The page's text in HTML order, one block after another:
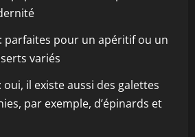
: parfaites pour un apéritif ou un
variés
: oui, il existe aussi des galettes
par exemple, d’épinards et